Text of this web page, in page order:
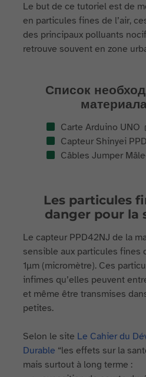
Le but de ce tutoriel est de
en particules fines de l’air,
des principaux polluants
retrouve souvent en zone
Список
Carte Arduino UNO
Capteur Shinyei
Câbles Jumper
Les particules
danger pour la
Le capteur PPD42NJ de la
sensible aux particules fines
1µm (micromètre). Ces
infimes qu’elles peuvent
et même être transmises
petites.
Selon le site Le Cahier du
Durable “les effets sur la
mais surtout à long terme :